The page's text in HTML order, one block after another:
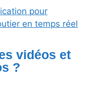
pour
en temps réel
vidéos et
?